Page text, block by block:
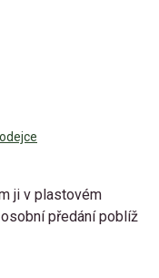
ji v plastovém
předání poblíž